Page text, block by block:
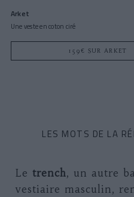
Arket
Une veste en coton ciré
159€ SUR ARKET
LES MOTS DE LA
Le trench, un autre
vestiaire masculin,